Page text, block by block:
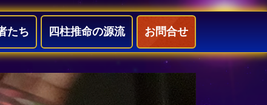
たち 四柱推命の源流 お問合せ